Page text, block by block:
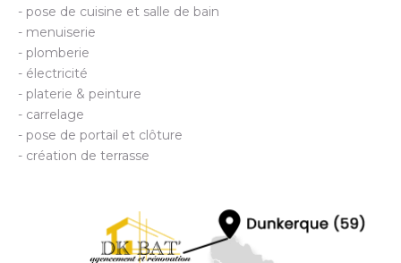
- pose de cuisine et salle de bain
- menuiserie
- plomberie
- électricité
- platerie & peinture
- carrelage
- pose de portail et clôture
- création de terrasse